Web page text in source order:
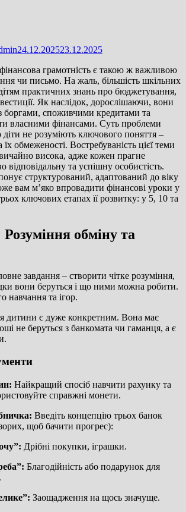
24.12.202523.12.2025
грамотність є такою ж важливою
чи письмо. На жаль, більшість шкільних
практичних знань про бюджетування,
Як наслідок, дорослішаючи, вони
боргами, споживчими кредитами та
власними фінансами. Суть проблеми
не розуміють ключового поняття –
обмеженості. Востребуваність цієї теми
висока, адже кожен прагне
відповідальну та успішну особистість.
структурований, адаптований до віку
вам м’яко впровадити фінансові уроки у
ключових етапах її розвитку: у 5, 10 та
Розуміння обміну та
завдання – створити чітке розуміння,
вони беруться і що ними можна робити.
навчання та ігор.
дитини є дуже конкретним. Вона має
не беруться з банкомата чи гаманця, а є
Найкращий спосіб навчити рахунку та
справжні монети.
Введіть концепцію трьох банок
щоб бачити прогрес):
Дрібні покупки, іграшки.
Благодійність або подарунок для
Заощадження на щось значуще.